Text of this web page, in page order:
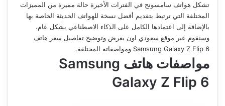
تشكل هواتف سامسونج في الفترات الأخيرة حالة مميزة من المميزات
المختلفة التي ترتبط بتقديم أفضل نسخة للهواتف الحديثة الخاصة بها
بالإضافة إلى اعتمادها الكامل على الذكاء الاصطناعي بشكل عام،
وسنقوم عبر موقع سعودي اون بعرض وتوضيح تفاصيل سعر هاتف
Samsung Galaxy Z Flip 6 ومواصفاته المختلفة.
مواصفات هاتف Samsung
Galaxy Z Flip 6